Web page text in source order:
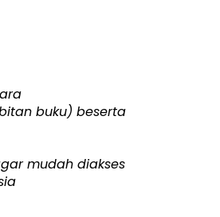
buku) beserta
mudah diakses